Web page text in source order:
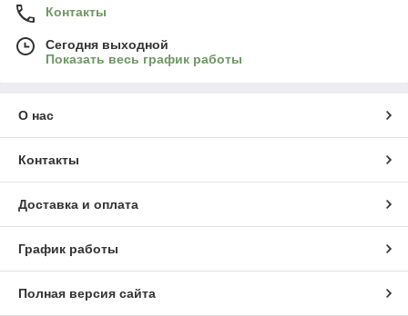
Контакты
Сегодня выходной
Показать весь график работы
О нас
Контакты
Доставка и оплата
График работы
Полная версия сайта